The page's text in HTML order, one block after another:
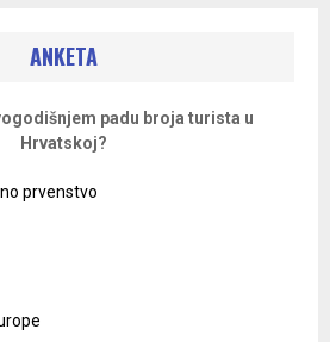
ANKETA
padu broja turista u
Hrvatskoj?
prvenstvo